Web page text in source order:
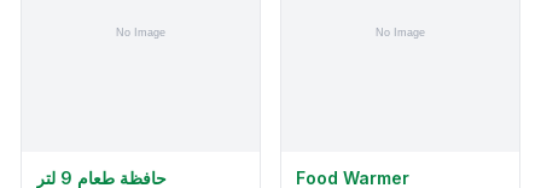
حافظة طعام 9 لتر Food Warmer